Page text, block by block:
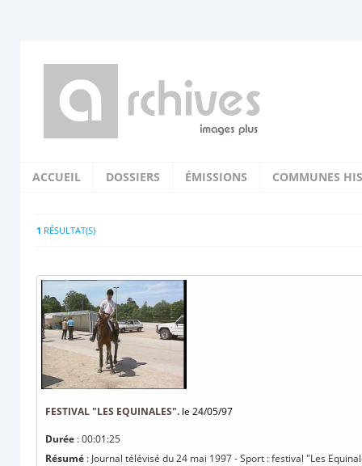
ACCUEIL DOSSIERS ÉMISSIONS COMMUNES
1 RÉSULTAT(S)
FESTIVAL "LES EQUINALES". le 24/05/97
Durée : 00:01:25
Résumé : Journal télévisé du 24 mai 1997 - Sport : festival "Les